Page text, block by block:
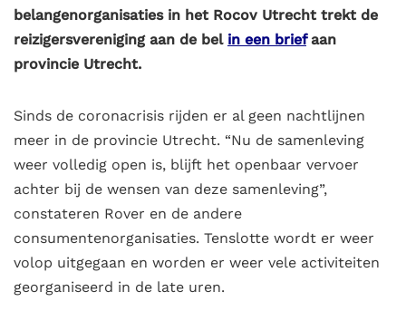
belangenorganisaties in het Rocov Utrecht trekt de
reizigersvereniging aan de bel in een briefaan
provincie Utrecht.
Sinds de coronacrisis rijden er al geen nachtlijnen
meer in de provincie Utrecht. “Nu de samenleving
weer volledig open is, blijft het openbaar vervoer
achter bij de wensen van deze samenleving”,
constateren Rover en de andere
consumentenorganisaties. Tenslotte wordt er weer
volop uitgegaan en worden er weer vele activiteiten
georganiseerd in de late uren.